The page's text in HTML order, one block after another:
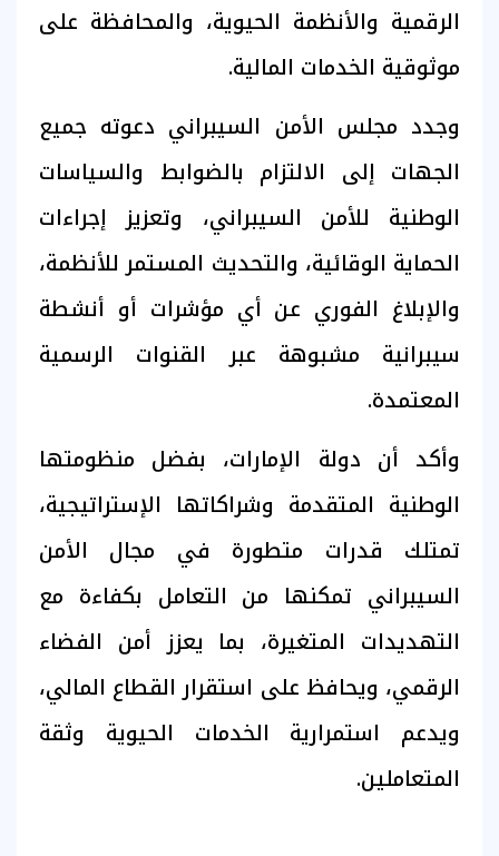
الرقمية والأنظمة الحيوية، والمحافظة على
موثوقية الخدمات المالية.
وجدد مجلس الأمن السيبراني دعوته جميع
الجهات إلى الالتزام بالضوابط والسياسات
الوطنية للأمن السيبراني، وتعزيز إجراءات
الحماية الوقائية، والتحديث المستمر للأنظمة،
والإبلاغ الفوري عن أي مؤشرات أو أنشطة
سيبرانية مشبوهة عبر القنوات الرسمية
المعتمدة.
وأكد أن دولة الإمارات، بفضل منظومتها
الوطنية المتقدمة وشراكاتها الإستراتيجية،
تمتلك قدرات متطورة في مجال الأمن
السيبراني تمكنها من التعامل بكفاءة مع
التهديدات المتغيرة، بما يعزز أمن الفضاء
الرقمي، ويحافظ على استقرار القطاع المالي،
ويدعم استمرارية الخدمات الحيوية وثقة
المتعاملين.